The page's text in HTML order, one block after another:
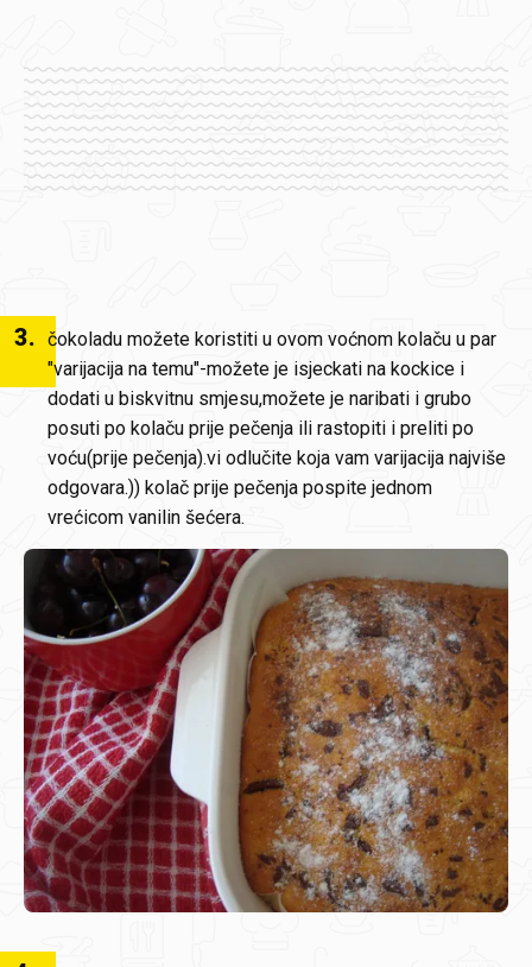
3. čokoladu možete koristiti u ovom voćnom kolaču u par
"varijacija na temu"-možete je isjeckati na kockice i
dodati u biskvitnu smjesu,možete je naribati i grubo
posuti po kolaču prije pečenja ili rastopiti i preliti po
voću(prije pečenja).vi odlučite koja vam varijacija najviše
odgovara.)) kolač prije pečenja pospite jednom
vrećicom vanilin šećera.